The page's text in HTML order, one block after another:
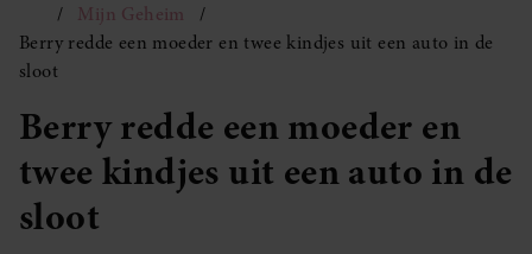
Mijn Geheim
Berry redde een moeder en twee kindjes uit een auto in de
sloot
Berry redde een moeder en
twee kindjes uit een auto in de
sloot